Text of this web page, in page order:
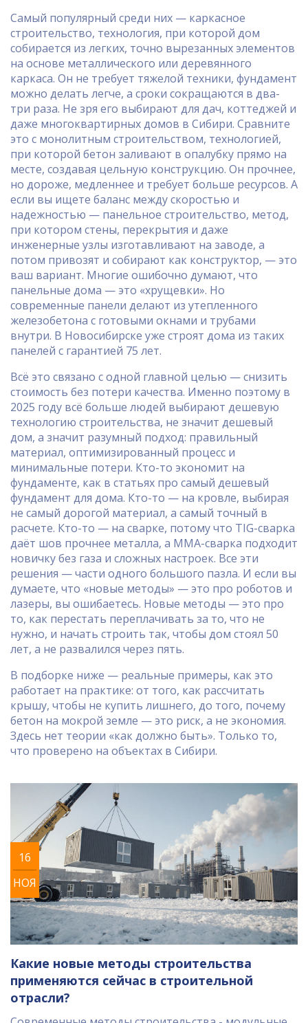
Самый популярный среди них — каркасное
строительство, технология, при которой дом
собирается из легких, точно вырезанных элементов
на основе металлического или деревянного
каркаса. Он не требует тяжелой техники, фундамент
можно делать легче, а сроки сокращаются в два-
три раза. Не зря его выбирают для дач, коттеджей и
даже многоквартирных домов в Сибири. Сравните
это с монолитным строительством, технологией,
при которой бетон заливают в опалубку прямо на
месте, создавая цельную конструкцию. Он прочнее,
но дороже, медленнее и требует больше ресурсов. А
если вы ищете баланс между скоростью и
надежностью — панельное строительство, метод,
при котором стены, перекрытия и даже
инженерные узлы изготавливают на заводе, а
потом привозят и собирают как конструктор, — это
ваш вариант. Многие ошибочно думают, что
панельные дома — это «хрущевки». Но
современные панели делают из утепленного
железобетона с готовыми окнами и трубами
внутри. В Новосибирске уже строят дома из таких
панелей с гарантией 75 лет.
Всё это связано с одной главной целью — снизить
стоимость без потери качества. Именно поэтому в
2025 году всё больше людей выбирают дешевую
технологию строительства, не значит дешевый
дом, а значит разумный подход: правильный
материал, оптимизированный процесс и
минимальные потери. Кто-то экономит на
фундаменте, как в статьях про самый дешевый
фундамент для дома. Кто-то — на кровле, выбирая
не самый дорогой материал, а самый точный в
расчете. Кто-то — на сварке, потому что TIG-сварка
даёт шов прочнее металла, а ММА-сварка подходит
новичку без газа и сложных настроек. Все эти
решения — части одного большого пазла. И если вы
думаете, что «новые методы» — это про роботов и
лазеры, вы ошибаетесь. Новые методы — это про
то, как перестать переплачивать за то, что не
нужно, и начать строить так, чтобы дом стоял 50
лет, а не развалился через пять.
В подборке ниже — реальные примеры, как это
работает на практике: от того, как рассчитать
крышу, чтобы не купить лишнего, до того, почему
бетон на мокрой земле — это риск, а не экономия.
Здесь нет теории «как должно быть». Только то,
что проверено на объектах в Сибири.
16
НОЯ
Какие новые методы строительства
применяются сейчас в строительной
отрасли?